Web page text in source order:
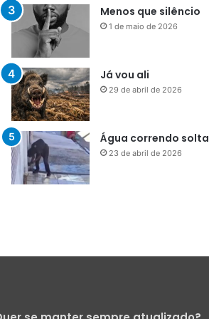
Menos que silêncio
1 de maio de 2026
Já vou ali
29 de abril de 2026
Água correndo solta
23 de abril de 2026